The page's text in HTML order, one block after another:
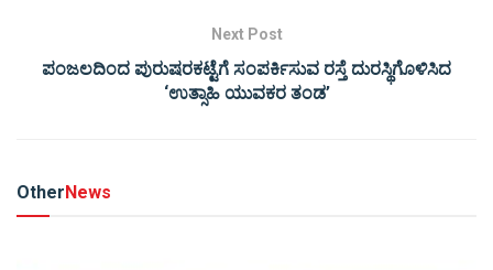
Next Post
ಪಂಜಲದಿಂದ ಪುರುಷರಕಟ್ಟೆಗೆ ಸಂಪರ್ಕಿಸುವ ರಸ್ತೆ ದುರಸ್ಥಿಗೊಳಿಸಿದ
‘ಉತ್ಸಾಹಿ ಯುವಕರ ತಂಡ’
Other News